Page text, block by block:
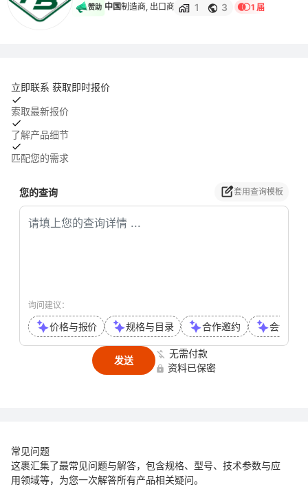
赞助 中国制造商, 出口商 1 3 1 届
立即联系 获取即时报价
索取最新报价
了解产品细节
匹配您的需求
您的查询 套用查询模板
询问建议：
价格与报价 规格与目录 合作邀约 会议或
发送
无需付款
资料已保密
常见问题
这裹汇集了最常见问题与解答，包含规格、型号、技术参数与应
用领域等，为您一次解答所有产品相关疑问。